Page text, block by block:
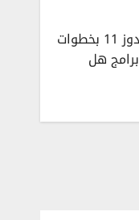
حل مشكلة بطء ويندوز 11 تسريع ويندوز 11 بخطوات
هل